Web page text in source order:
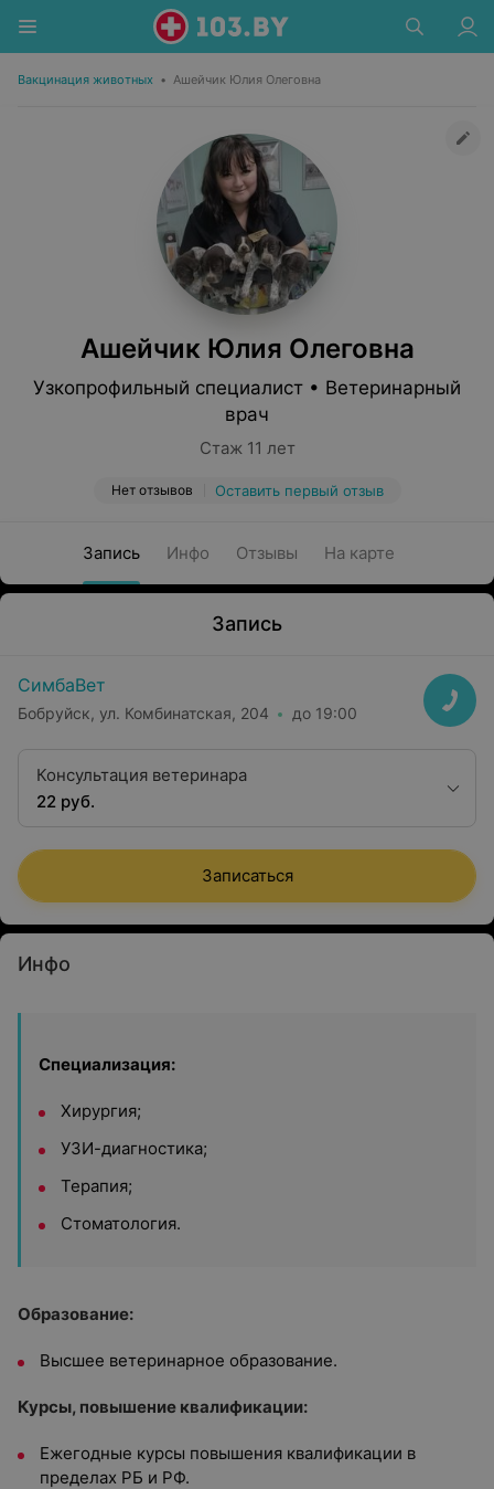
Вакцинация животных • Ашейчик Юлия Олеговна
Ашейчик Юлия Олеговна
Узкопрофильный специалист • Ветеринарный
врач
Стаж 11 лет
Нет отзывов Оставить первый отзыв
Запись Инфо Отзывы На карте
Запись
СимбаВет
Бобруйск, ул. Комбинатская, 204 до 19:00
Консультация ветеринара
22 руб.
Записаться
Инфо
Специализация:
Хирургия;
УЗИ-диагностика;
Терапия;
Стоматология.
Образование:
Высшее ветеринарное образование.
Курсы, повышение квалификации:
Ежегодные курсы повышения квалификации в
пределах РБ и РФ.